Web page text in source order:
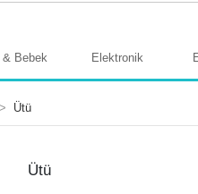
& Bebek Elektronik
Ütü
Ütü